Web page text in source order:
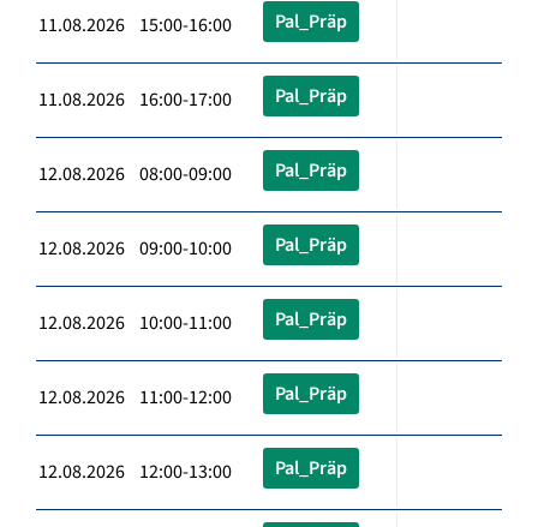
11.08.2026 15:00-16:00 Pal_Präp
11.08.2026 16:00-17:00 Pal_Präp
12.08.2026 08:00-09:00 Pal_Präp
12.08.2026 09:00-10:00 Pal_Präp
12.08.2026 10:00-11:00 Pal_Präp
12.08.2026 11:00-12:00 Pal_Präp
12.08.2026 12:00-13:00 Pal_Präp